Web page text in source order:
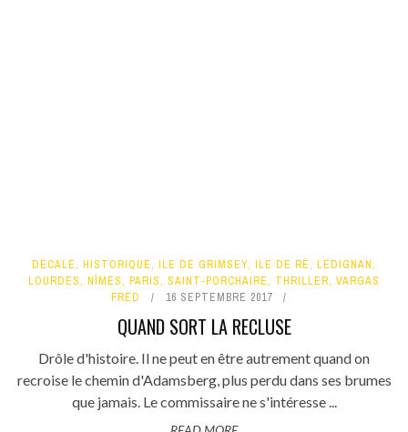
DÉCALÉ, HISTORIQUE, ILE DE GRIMSEY, ILE DE RÉ, LÉDIGNAN,
LOURDES, NÎMES, PARIS, SAINT-PORCHAIRE, THRILLER, VARGAS
FRED
16 SEPTEMBRE 2017
QUAND SORT LA RECLUSE
Drôle d'histoire. Il ne peut en être autrement quand on
recroise le chemin d'Adamsberg, plus perdu dans ses brumes
que jamais. Le commissaire ne s'intéresse ...